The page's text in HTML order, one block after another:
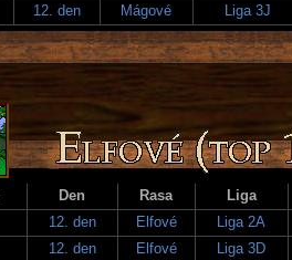
12. den Mágové Liga 3J
Den Rasa Liga
12. den Elfové Liga 2A
12. den Elfové Liga 3D